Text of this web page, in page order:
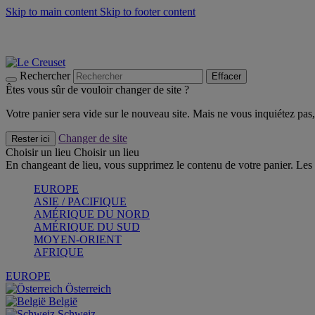
Skip to main content Skip to footer content
Rechercher Effacer
Êtes vous sûr de vouloir changer de site ?
Votre panier sera vide sur le nouveau site. Mais ne vous inquiétez
Rester ici
Changer de site
Choisir un lieu Choisir un lieu
En changeant de lieu, vous supprimez le contenu de votre panier.
EUROPE
ASIE / PACIFIQUE
AMÉRIQUE DU NORD
AMÉRIQUE DU SUD
MOYEN-ORIENT
AFRIQUE
EUROPE
Österreich
België